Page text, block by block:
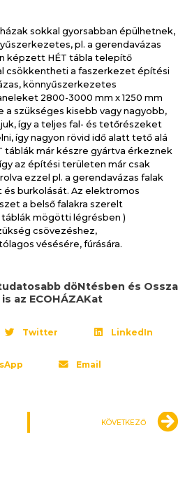
sokkal gyorsabban épülhetnek,
pl. a gerendavázas
képzett HÉT tábla telepítő
csökkentheti a faszerkezet építési
könnyűszerkezetes
2800-3000 mm x 1250 mm
a szükséges kisebb vagy nagyobb,
így a teljes fal- és tetőrészeket
így nagyon rövid idő alatt tető alá
táblák már készre gyártva érkeznek
az építési területen már csak
ezzel pl. a gerendavázas falak
burkolását. Az elektromos
a belső falakra szerelt
mögötti légrésben )
csövezéshez,
vésésére, fúrására.
döNtésben és Ossza
az ECOHÁZAKat
Twitter LinkedIn
Email
KÖVETKEZŐ